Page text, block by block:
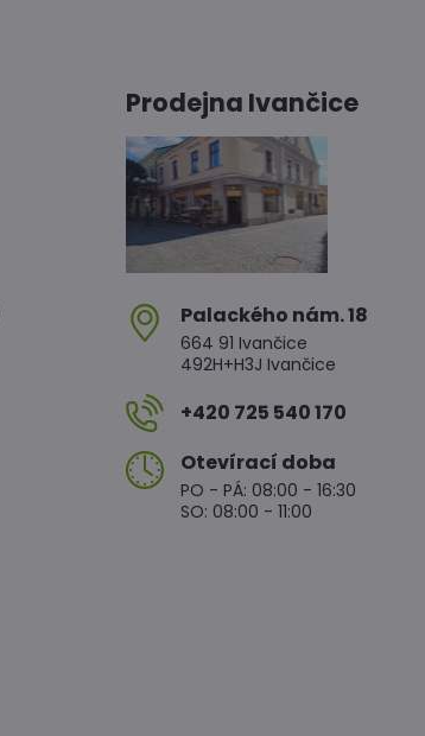
Prodejna Ivančice
Palackého nám​. 18
664 91 Ivančice
492H+H3J Ivančice
+420 725 540 170
Otevírací doba
PO - PÁ: 08:00 - 16:30
SO: 08:00 - 11:00